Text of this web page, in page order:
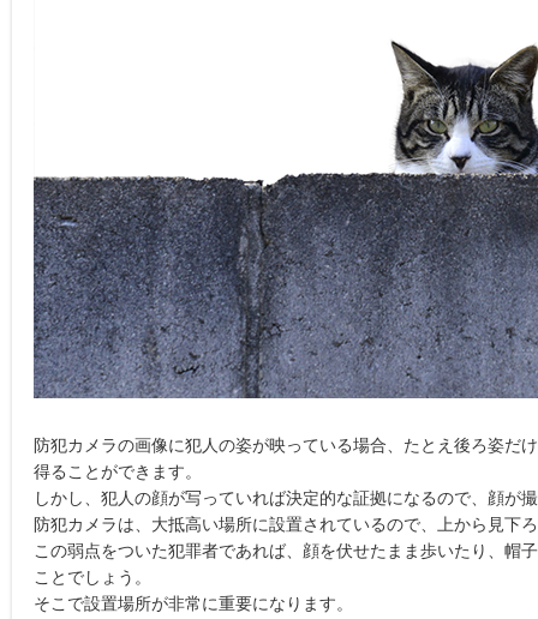
防犯カメラの画像に犯人の姿が映っている場合、たとえ後ろ姿だ
得ることができます。
しかし、犯人の顔が写っていれば決定的な証拠になるので、顔が
防犯カメラは、大抵高い場所に設置されているので、上から見下
この弱点をついた犯罪者であれば、顔を伏せたまま歩いたり、帽
ことでしょう。
そこで設置場所が非常に重要になります。